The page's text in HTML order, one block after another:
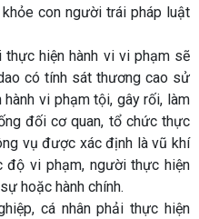
con người trái pháp luật
hiện hành vi vi phạm sẽ
có tính sát thương cao sử
vi phạm tội, gây rối, làm
đối cơ quan, tổ chức thực
vụ được xác định là vũ khí
độ vi phạm, người thực hiện
hoặc hành chính.
cá nhân phải thực hiện